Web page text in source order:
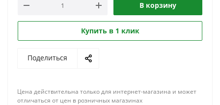
В корзину
Купить в 1 клик
Поделиться
Цена действительна только для интернет-магазина и может
отличаться от цен в розничных магазинах